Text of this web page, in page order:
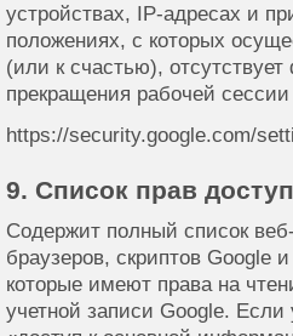
устройствах, IP-адресах и
положениях, с которых
(или к счастью),
прекращения рабочей
https://security.google.com/
9. Список прав
Содержит полный список
браузеров, скриптов Google
которые имеют права на
учетной записи Google.